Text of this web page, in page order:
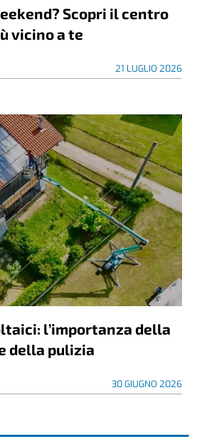
Scopri il centro
vicino a te
21 LUGLIO 2026
l’importanza della
della pulizia
30 GIUGNO 2026